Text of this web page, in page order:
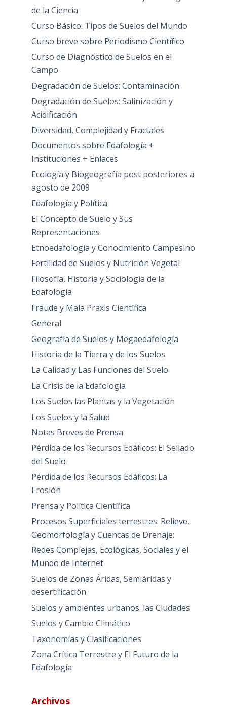
de la Ciencia
Curso Básico: Tipos de Suelos del Mundo
Curso breve sobre Periodismo Científico
Curso de Diagnóstico de Suelos en el
Campo
Degradación de Suelos: Contaminación
Degradación de Suelos: Salinización y
Acidificación
Diversidad, Complejidad y Fractales
Documentos sobre Edafología +
Instituciones + Enlaces
Ecología y Biogeografía post posteriores a
agosto de 2009
Edafología y Política
El Concepto de Suelo y Sus
Representaciones
Etnoedafología y Conocimiento Campesino
Fertilidad de Suelos y Nutrición Vegetal
Filosofía, Historia y Sociología de la
Edafología
Fraude y Mala Praxis Científica
General
Geografía de Suelos y Megaedafología
Historia de la Tierra y de los Suelos.
La Calidad y Las Funciones del Suelo
La Crisis de la Edafología
Los Suelos las Plantas y la Vegetación
Los Suelos y la Salud
Notas Breves de Prensa
Pérdida de los Recursos Edáficos: El Sellado
del Suelo
Pérdida de los Recursos Edáficos: La
Erosión
Prensa y Política Científica
Procesos Superficiales terrestres: Relieve,
Geomorfología y Cuencas de Drenaje:
Redes Complejas, Ecológicas, Sociales y el
Mundo de Internet
Suelos de Zonas Áridas, Semiáridas y
desertificación
Suelos y ambientes urbanos: las Ciudades
Suelos y Cambio Climático
Taxonomías y Clasificaciones
Zona Crítica Terrestre y El Futuro de la
Edafología
Archivos